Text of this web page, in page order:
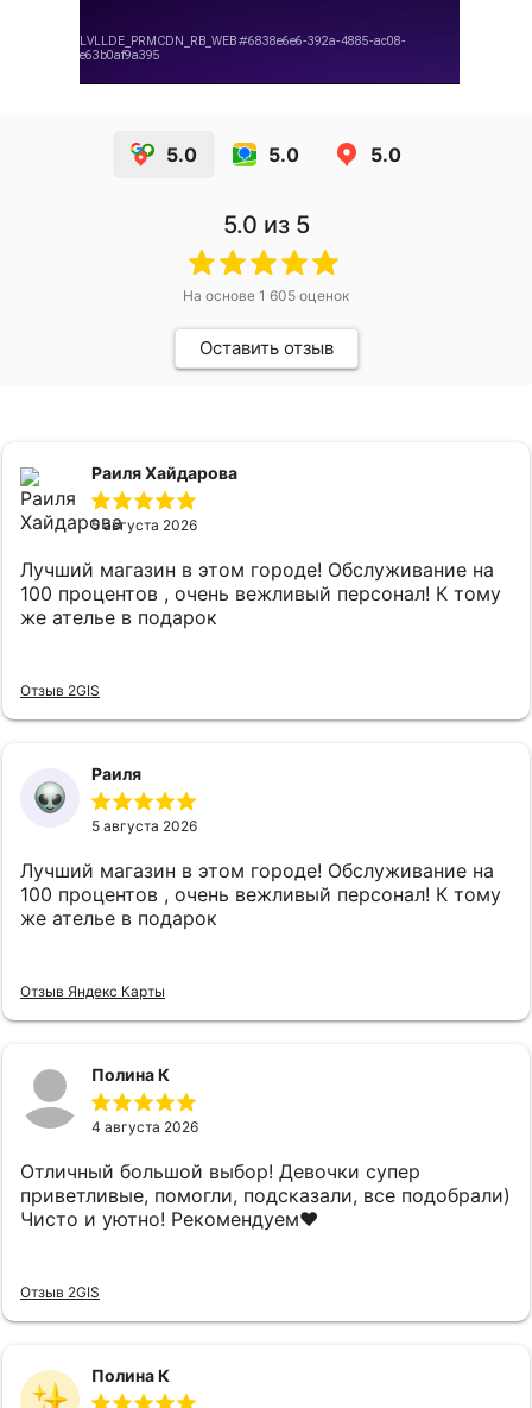
5.0 5.0 5.0
5.0 из 5
На основе 1 605 оценок
Оставить отзыв
Раиля Хайдарова
5 августа 2026
Лучший магазин в этом городе! Обслуживание на
100 процентов , очень вежливый персонал! К тому
же ателье в подарок
Отзыв 2GIS
Раиля
5 августа 2026
Лучший магазин в этом городе! Обслуживание на
100 процентов , очень вежливый персонал! К тому
же ателье в подарок
Отзыв Яндекс Карты
Полина К
4 августа 2026
Отличный большой выбор! Девочки супер
приветливые, помогли, подсказали, все подобрали)
Чисто и уютно! Рекомендуем❤️
Отзыв 2GIS
Полина К